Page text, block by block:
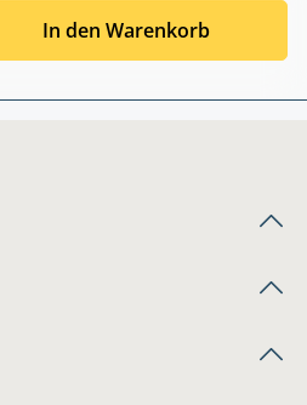
In den Warenkorb